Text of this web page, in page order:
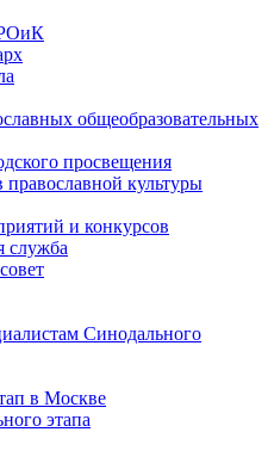
общеобразовательных
просвещения
православной культуры
и конкурсов
служба
Синодального
в Москве
этапа